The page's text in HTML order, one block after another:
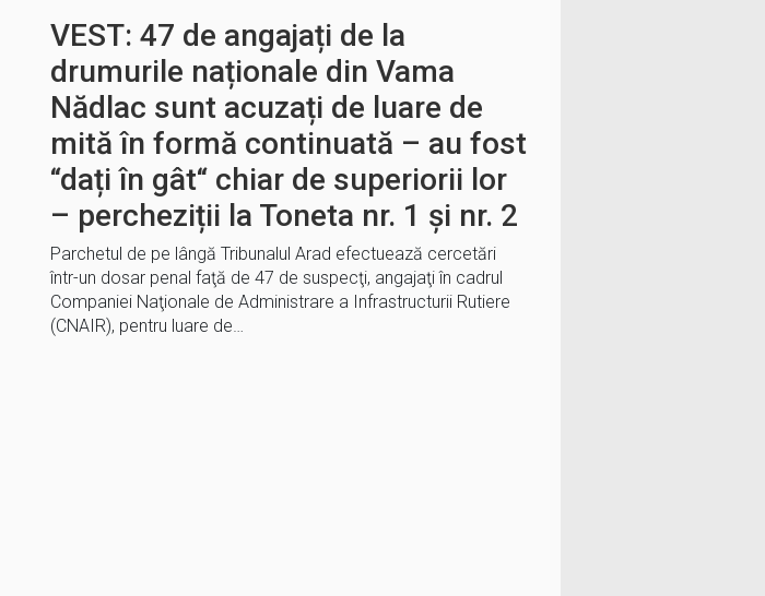
VEST: 47 de angajați de la
drumurile naționale din Vama
Nădlac sunt acuzați de luare de
mită în formă continuată – au fost
“dați în gât“ chiar de superiorii lor
– percheziții la Toneta nr. 1 și nr. 2
Parchetul de pe lângă Tribunalul Arad efectuează cercetări
într-un dosar penal faţă de 47 de suspecţi, angajaţi în cadrul
Companiei Naţionale de Administrare a Infrastructurii Rutiere
(CNAIR), pentru luare de…